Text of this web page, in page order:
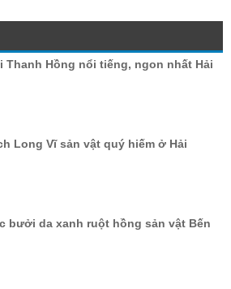
Thanh Hồng nổi tiếng, ngon nhất Hải
Long Vĩ sản vật quý hiếm ở Hải
bưởi da xanh ruột hồng sản vật Bến